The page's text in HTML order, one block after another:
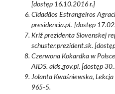
[dostęp 16.10.2016 r.]
Cidadãos Estrangeiros
presidencia.pt. [dostęp
Kríž prezidenta Slovenskej
schuster.prezident.sk.
Czerwona Kokardka w
AIDS. aids.gov.pl. [dostęp
Jolanta Kwaśniewska,
965-5.